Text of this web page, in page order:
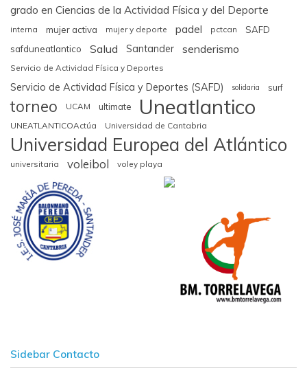
grado en Ciencias de la Actividad Física y del Deporte
interna mujer activa mujer y deporte padel pctcan
SAFD
safduneatlantico
Salud Santander senderismo
Servicio de Actividad Física y Deportes
Servicio de Actividad Física y Deportes (SAFD) solidaria surf
torneo UCAM ultimate Uneatlantico
UNEATLANTICOActúa Universidad de Cantabria
Universidad Europea del Atlántico
universitaria voleibol voley playa
Sidebar Contacto